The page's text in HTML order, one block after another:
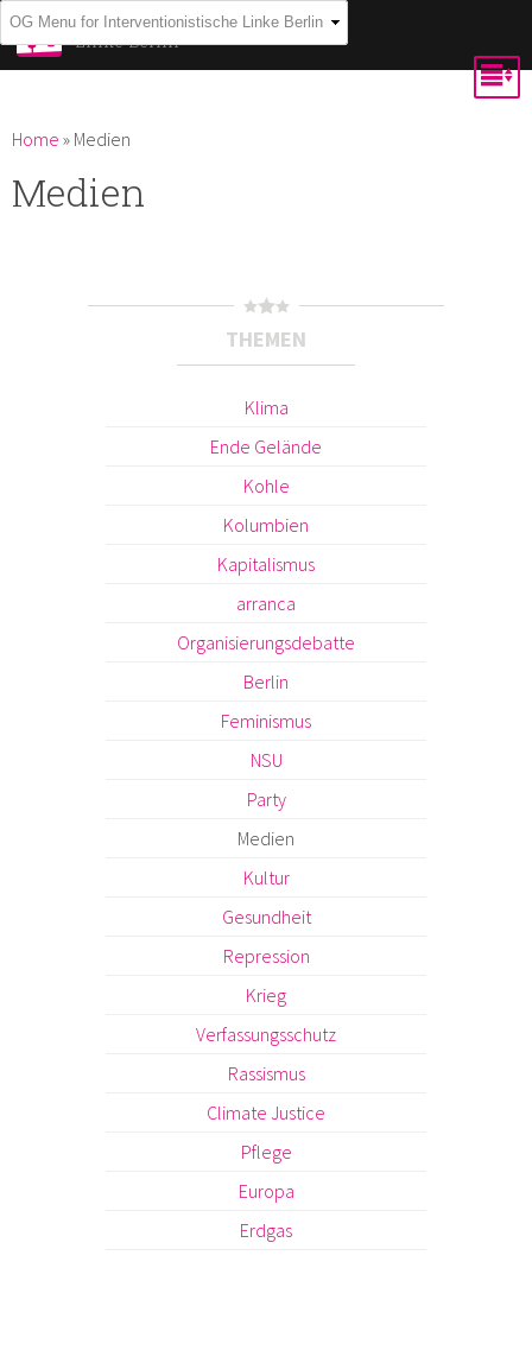
Skip to
main
content
Interventionistische
Linke Berlin
You are here
Home » Medien
Medien
THEMEN
Klima
Ende Gelände
Kohle
Kolumbien
Kapitalismus
arranca
Organisierungsdebatte
Berlin
Feminismus
NSU
Party
Medien
Kultur
Gesundheit
Repression
Krieg
Verfassungsschutz
Rassismus
Climate Justice
Pflege
Europa
Erdgas